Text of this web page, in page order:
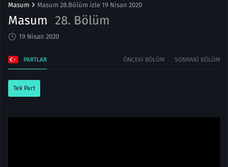
Masum Masum 28.Bölüm izle 19 Nisan 2020
Masum 28. Bölüm
19 Nisan 2020
PARTLAR ÖNCEKI BÖLÜM SONRAKI BÖLÜM
Tek Part